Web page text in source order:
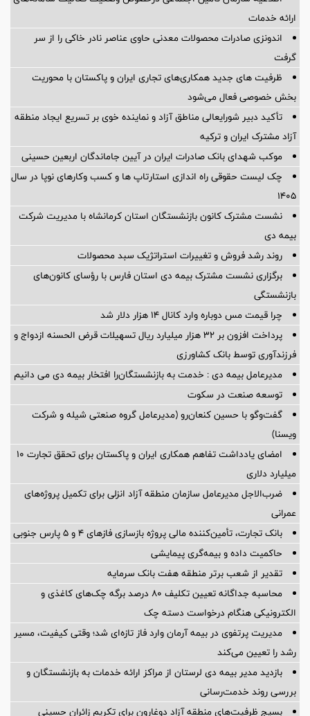
ارائه خدمات
اندونزی صادرات محصولات معدنی حاوی عناصر نادر خاکی را از سر
گرفت
ظرفیت های جدید همکاری‌های تجاری ایران و پاکستان با محوریت
بخش خصوصی فعال می‌شود
تأکید دبیر شورایعالی مناطق آزاد و نماینده خوی بر تسریع ایجاد منطقه
آزاد مشترک ایران و ترکیه
موکب شهدای بانک صادرات ایران در آیین جاماندگان اربعین حسینی
چک لیست حقوقی راه اندازی استارتاپ ها و کسب وکارهای نوپا در سال
۱۴۰۵
نشست مشترک کانون بازنشستگان استان کرمانشاه با مدیریت شرکت
بیمه دی
روند رشد فروش و تغییرات استراتژیک سبد محصولات
برگزاری نشست مشترک بیمه دی استان فارس با رؤسای کانون‌های
بازنشستگی
چرا قیمت مس دوباره وارد کانال ۱۴ هزار دلار شد
پرداخت افزون بر 32 هزار میلیارد ریال تسهیلات قرض الحسنه ازدواج و
فرزندآوری توسط بانک کشاورزی
مدیرعامل بیمه دی : خدمت به بازنشستگان‌را افتخار بیمه دی می دانیم
توسعه صنعت در سکوت
گفت‌وگو با حسین كنعان‌رو (مدیرعامل گروه صنعتی شیله و شركت
ویسنا)
امضای یادداشت تفاهم همکاری ایران و پاکستان برای تحقق تجارت ۱۰
میلیارد دلاری
ضرب‌الاجل مدیرعامل سازمان منطقه آزاد انزلی برای تكمیل پروژه‌های
عمرانی
بانک تجارت، تأمین‌کننده مالی پروژه بازسازی فازهای ۴ و ۵ پارس جنوبی
حاکمیت داده و بیمه‌گری پیمایشی
تقدیر از شعب برتر منطقه هفت بانک سرمایه
محاسبه جداگانه تعیین تکلیف 80 درصد برگه چک‌های کاغذی و
الکترونیکی هنگام درخواست دسته چک
مدیریت پرتفوی در بیمه آرمان وارد فاز تازه‌ای شد؛ وقتی کیفیت، مسیر
رشد را تعیین می‌کند
بازدید مدیر بیمه دی لرستان از مراکز ارائه خدمات به بازنشستگان و
بررسی روند خدمت‌رسانی
بسیج ظرفیت‌های منطقه آزاد دوغارون برای تکریم زائران حسینی